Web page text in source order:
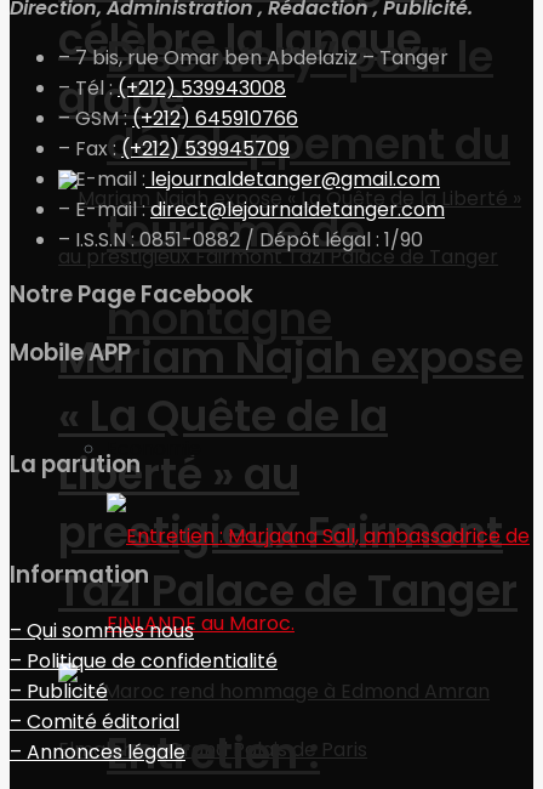
célèbre la langue
arabe
Mariam Najah expose
« La Quête de la
Liberté » au
prestigieux Fairmont
Tazi Palace de Tanger
Discovery” pour le
développement du
tourisme de
montagne
Economie
Entretien :
Direction, Administration , Rédaction , Publicité.
– 7 bis, rue Omar ben Abdelaziz – Tanger
– Tél :(+212) 539943008
– GSM :(+212) 645910766
– Fax : (+212) 539945709
– E-mail : lejournaldetanger@gmail.com
– E-mail :direct@lejournaldetanger.com
– I.S.S.N : 0851-0882 / Dépôt légal : 1/90
Notre Page Facebook
Mobile APP
La parution
Information
– Qui sommes nous
– Politique de confidentialité
– Publicité
– Comité éditorial
– Annonces légale